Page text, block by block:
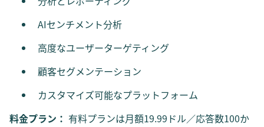
AIセンチメント分析
高度なユーザーターゲティング
顧客セグメンテーション
カスタマイズ可能なプラットフォーム
料金プラン： 有料プランは月額19.99ドル／応答数100か